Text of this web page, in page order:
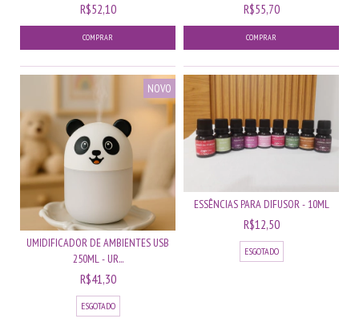
R$52,10
COMPRAR
R$55,70
NOVO
UMIDIFICADOR DE AMBIENTES USB
250ML - UR...
R$41,30
ESGOTADO
ESSÊNCIAS PARA DIFUSOR - 10ML
R$12,50
ESGOTADO